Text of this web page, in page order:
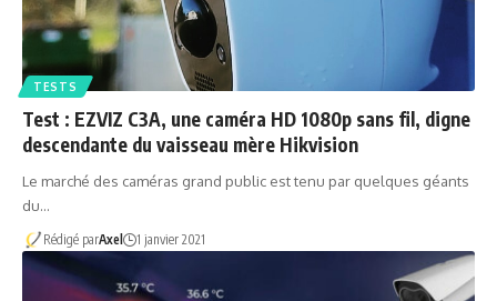
TESTS
Test : EZVIZ C3A, une caméra HD 1080p sans fil, digne
descendante du vaisseau mère Hikvision
Le marché des caméras grand public est tenu par quelques géants
du…
Rédigé parAxel 1 janvier 2021